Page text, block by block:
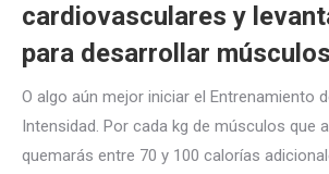
cardiovasculares y
para desarrollar
O algo aún mejor iniciar el Entrenamiento
Intensidad. Por cada kg de músculos que
quemarás entre 70 y 100 calorías